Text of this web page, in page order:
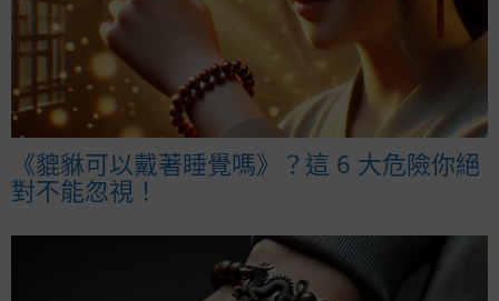
《貔貅可以戴著睡覺嗎》？這 6 大危險你絕
對不能忽視！